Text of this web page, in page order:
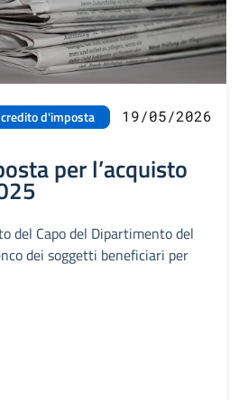
credito d'imposta 19/05/2026
per l’acquisto
del Capo del Dipartimento del
dei soggetti beneficiari per